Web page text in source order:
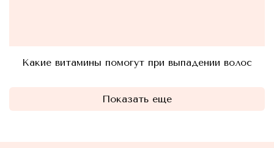
Какие витамины помогут при выпадении волос
Показать еще